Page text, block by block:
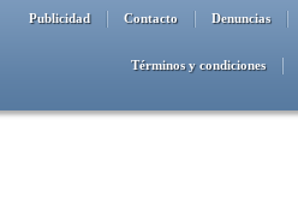
Publicidad Contacto Denuncias
Términos y condiciones